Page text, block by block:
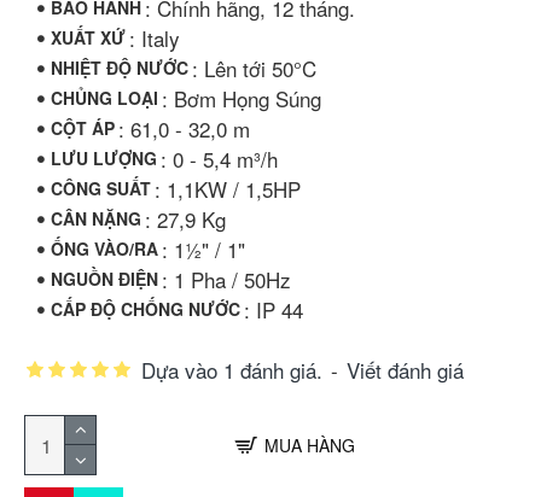
BẢO HÀNH : Chính hãng, 12 tháng.
XUẤT XỨ : Italy
NHIỆT ĐỘ NƯỚC : Lên tới 50°C
CHỦNG LOẠI : Bơm Họng Súng
CỘT ÁP : 61,0 - 32,0 m
LƯU LƯỢNG : 0 - 5,4 m³/h
CÔNG SUẤT : 1,1KW / 1,5HP
CÂN NẶNG : 27,9 Kg
ỐNG VÀO/RA : 1½" / 1"
NGUỒN ĐIỆN : 1 Pha / 50Hz
CẤP ĐỘ CHỐNG NƯỚC : IP 44
Dựa vào 1 đánh giá. - Viết đánh giá
MUA HÀNG